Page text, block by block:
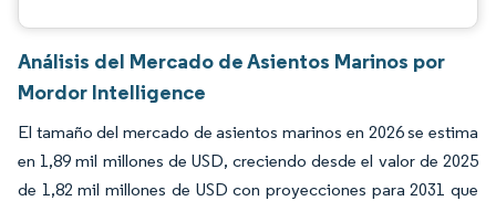
Análisis del Mercado de Asientos Marinos por
Mordor Intelligence
El tamaño del mercado de asientos marinos en 2026 se estima
en 1,89 mil millones de USD, creciendo desde el valor de 2025
de 1,82 mil millones de USD con proyecciones para 2031 que